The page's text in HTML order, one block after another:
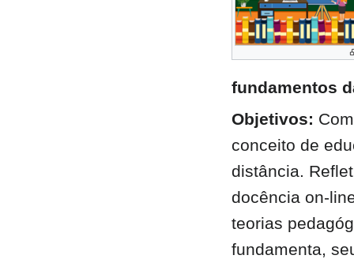
fundamentos
Objetivos:
conceito de
distância.
docência on-
teorias
fundamenta,